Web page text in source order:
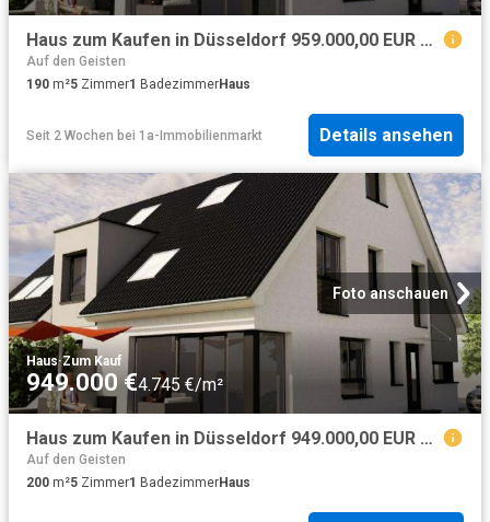
Haus zum Kaufen in Düsseldorf 959.000,00 EUR 190 m²
Auf den Geisten
190 m²5 Zimmer1 BadezimmerHaus
Seit 2 Wochen bei 1a-Immobilienmarkt Details ansehen
Foto anschauen
Haus·Zum Kauf
949.000 €4.745 €/m²
Haus zum Kaufen in Düsseldorf 949.000,00 EUR 200 m²
Auf den Geisten
200 m²5 Zimmer1 BadezimmerHaus